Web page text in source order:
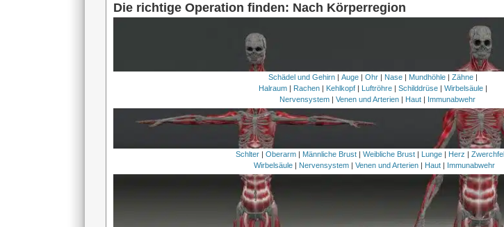
Die richtige Operation finden: Nach Körperregion
Schädel und Gehirn |Auge |Ohr | Nase | Mundhöhle |Zähne |
Halraum | Rachen | Kehlkopf | Luftröhre |Schilddrüse |Wirbelsäule |
Nervensystem| Venen und Arterien| Haut| Immunabwehr
Schlter |Oberarm Männliche Brust |Weibliche Brust Lunge Herz |Zwerchfell
Wirbelsäule| Nervensystem| Venen und Arterien| Haut| Immunabwehr